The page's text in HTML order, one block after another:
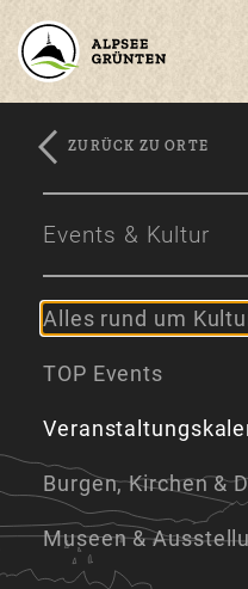
ZURÜCK ZU ORTE
Events & Kultur
Alles rund um
TOP Events
Burgen, Kirchen &
Museen &
Unterkünfte